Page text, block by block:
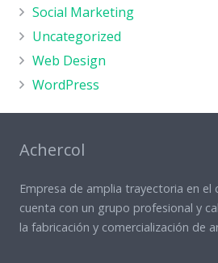
Social Marketing
Uncategorized
Web Design
WordPress
Achercol
Empresa de amplia trayectoria en el
cuenta con un grupo profesional y
la fabricación y comercialización de